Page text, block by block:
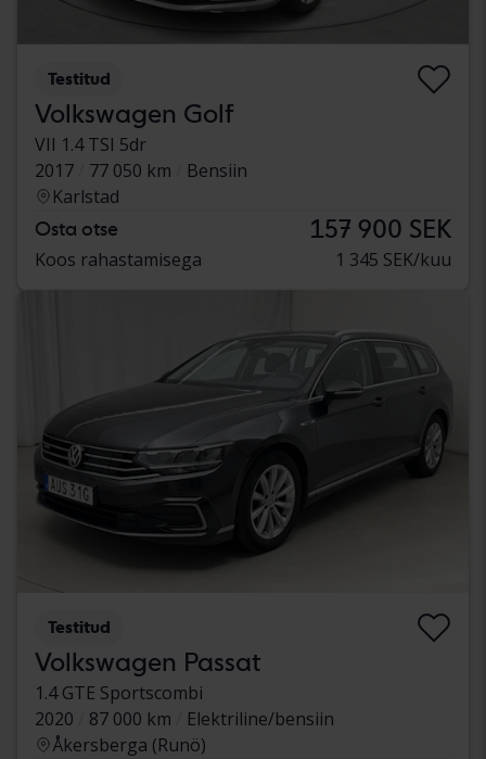
Testitud
Volkswagen Golf
VII 1.4 TSI 5dr
2017
77 050 km
Bensiin
Karlstad
Osta otse 157 900 SEK
Koos rahastamisega 1 345 SEK/kuu
Testitud
Volkswagen Passat
1.4 GTE Sportscombi
2020
87 000 km
Elektriline/bensiin
Åkersberga (Runö)